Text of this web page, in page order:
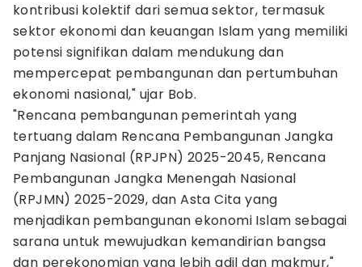
kontribusi kolektif dari semua sektor, termasuk
sektor ekonomi dan keuangan Islam yang memiliki
potensi signifikan dalam mendukung dan
mempercepat pembangunan dan pertumbuhan
ekonomi nasional," ujar Bob.
"Rencana pembangunan pemerintah yang
tertuang dalam Rencana Pembangunan Jangka
Panjang Nasional (RPJPN) 2025-2045, Rencana
Pembangunan Jangka Menengah Nasional
(RPJMN) 2025-2029, dan Asta Cita yang
menjadikan pembangunan ekonomi Islam sebagai
sarana untuk mewujudkan kemandirian bangsa
dan perekonomian yang lebih adil dan makmur,"